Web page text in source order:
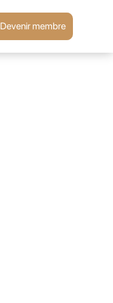
Devenir membre